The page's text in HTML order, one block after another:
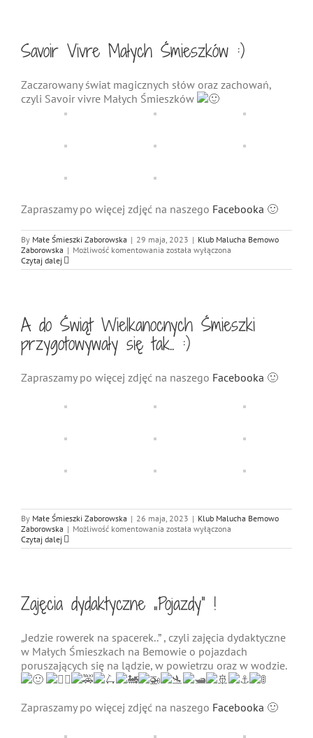
Savoir Vivre Małych Śmieszków :)
Zaczarowany świat magicznych słów oraz zachowań,
czyli Savoir vivre Małych Śmieszków
Zapraszamy po więcej zdjęć na naszego Facebooka 🙂
By Małe Śmieszki Zaborowska | 29 maja, 2023 | Klub Malucha Bemowo
Zaborowska | Możliwość komentowania Savoir
Małych
została wyłączona
Czytaj dalej
A do Świąt Wielkanocnych Śmieszki
przygotowywały się tak.. :)
Zapraszamy po więcej zdjęć na naszego Facebooka 🙂
By Małe Śmieszki Zaborowska | 26 maja, 2023 | Klub Malucha Bemowo
Zaborowska | Możliwość komentowania A
Świąt
tak..
:)
została wyłączona
Czytaj dalej
Zajęcia dydaktyczne „Pojazdy” !
„Jedzie rowerek na spacerek..” , czyli zajęcia dydaktyczne
w Małych Śmieszkach na Bemowie o pojazdach
poruszających się na lądzie, w powietrzu oraz w wodzie.
Zapraszamy po więcej zdjęć na naszego Facebooka 🙂